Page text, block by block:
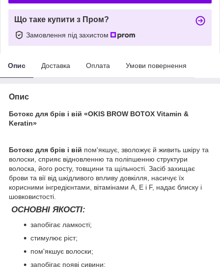
Що таке купити з Пром?
Замовлення під захистом
Опис Доставка Оплата Умови повернення
Опис
Ботокс для брів і вій «OKIS BROW BOTOX Vitamin &
Keratin»
Ботокс для брів і вій пом'якшує, зволожує й живить шкіру та
волоски, сприяє відновленню та поліпшенню структури
волоска, його росту, товщини та щільності. Засіб захищає
брови та вії від шкідливого впливу довкілля, насичує їх
корисними інгредієнтами, вітамінами A, E і F, надає блиску і
шовковистості.
ОСНОВНІ ЯКОСТІ:
запобігає ламкості;
стимулює ріст;
пом'якшує волоски;
запобігає появі сивини;